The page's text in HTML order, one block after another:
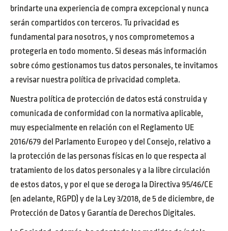
brindarte una experiencia de compra excepcional y nunca
serán compartidos con terceros. Tu privacidad es
fundamental para nosotros, y nos comprometemos a
protegerla en todo momento. Si deseas más información
sobre cómo gestionamos tus datos personales, te invitamos
a revisar nuestra política de privacidad completa.
Nuestra política de protección de datos está construida y
comunicada de conformidad con la normativa aplicable,
muy especialmente en relación con el Reglamento UE
2016/679 del Parlamento Europeo y del Consejo, relativo a
la protección de las personas físicas en lo que respecta al
tratamiento de los datos personales y a la libre circulación
de estos datos, y por el que se deroga la Directiva 95/46/CE
(en adelante, RGPD) y de la Ley 3/2018, de 5 de diciembre, de
Protección de Datos y Garantía de Derechos Digitales.